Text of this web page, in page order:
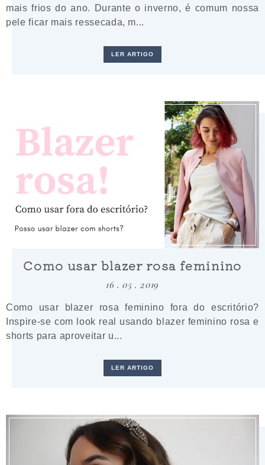
mais frios do ano. Durante o inverno, é comum nossa
pele ficar mais ressecada, m...
LER ARTIGO
Como usar blazer rosa feminino
16 . 05 . 2019
Como usar blazer rosa feminino fora do escritório?
Inspire-se com look real usando blazer feminino rosa e
shorts para aproveitar u...
LER ARTIGO